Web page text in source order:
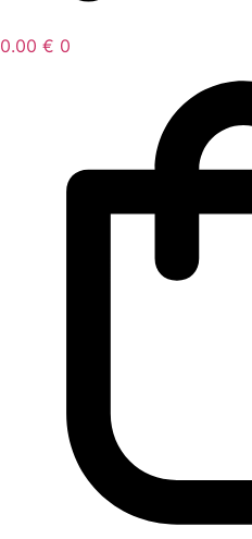
0.00 € 0